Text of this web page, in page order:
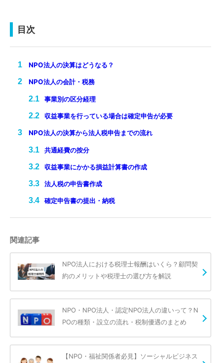
目次
NPO法人の決算はどうなる？
NPO法人の会計・税務
事業別の区分経理
収益事業を行っている場合は確定申告が必要
NPO法人の決算から法人税申告までの流れ
共通経費の按分
収益事業にかかる損益計算書の作成
法人税の申告書作成
確定申告書の提出・納税
関連記事
NPO法人における税理士報酬はいくら？顧問契
約のメリットや税理士の選び方を解説
NPO・NPO法人・認定NPO法人の違いって？N
POの種類・設立の流れ・税制優遇のまとめ
【NPO・福祉関係者必見】ソーシャルビジネス